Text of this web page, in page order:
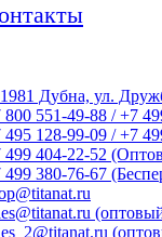
Дубна, ул.
800 551-49-88 / +7
495 128-99-09 / +7
499 404-22-52
499 380-76-67